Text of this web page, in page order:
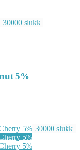
30000 slukk
5%
30000 slukk